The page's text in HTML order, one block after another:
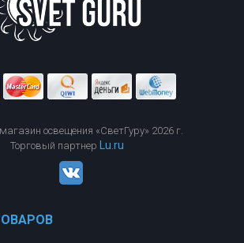
освещения «СветГуру» 2026 г.
Торговый партнер Lu.ru